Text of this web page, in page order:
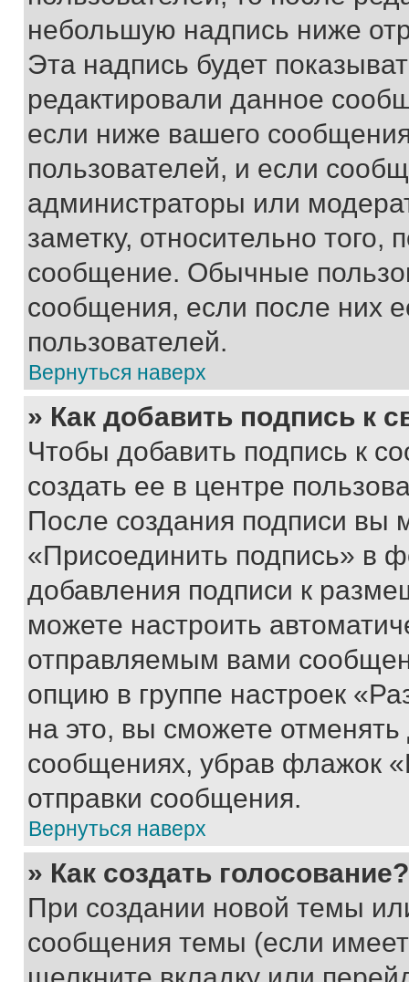
небольшую надпись ниже
Эта надпись будет
редактировали данное
если ниже вашего
пользователей, и если
администраторы или
заметку, относительно
сообщение. Обычные
сообщения, если после них
пользователей.
Вернуться наверх
» Как добавить подпись к
Чтобы добавить подпись к
создать ее в центре
После создания подписи вы
«Присоединить подпись» в
добавления подписи к
можете настроить
отправляемым вами
опцию в группе настроек
на это, вы сможете
сообщениях, убрав флажок
отправки сообщения.
Вернуться наверх
» Как создать голосование?
При создании новой темы
сообщения темы (если